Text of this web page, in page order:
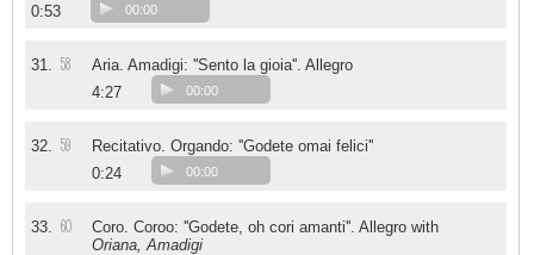
0:53
00:00
31. 58
Aria. Amadigi: ''Sento la gioia''. Allegro
4:27
00:00
32. 59
Recitativo. Orgando: ''Godete omai felici''
0:24
00:00
33. 60
Coro. Coroo: ''Godete, oh cori amanti''. Allegro with
Oriana, Amadigi